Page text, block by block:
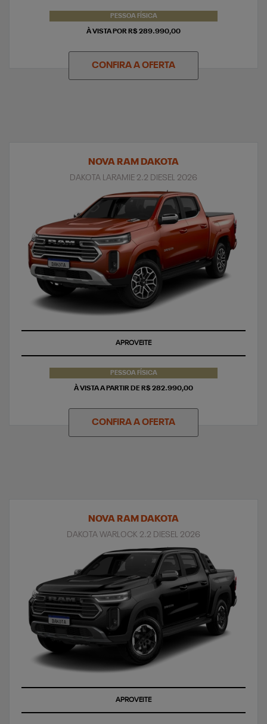
PESSOA FÍSICA
À VISTA POR R$ 289.990,00
CONFIRA A OFERTA
NOVA RAM DAKOTA
DAKOTA LARAMIE 2.2 DIESEL 2026
APROVEITE
PESSOA FÍSICA
À VISTA A PARTIR DE R$ 282.990,00
CONFIRA A OFERTA
NOVA RAM DAKOTA
DAKOTA WARLOCK 2.2 DIESEL 2026
APROVEITE